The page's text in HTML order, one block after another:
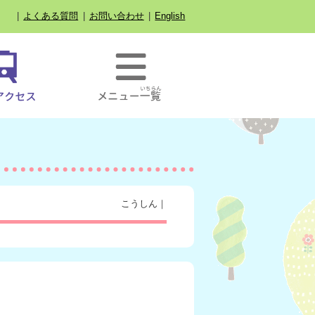
English
お問い合わせ
よくある質問
こうしん｜